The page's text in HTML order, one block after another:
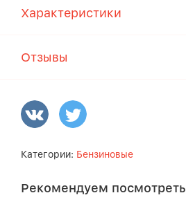
Характеристики
Отзывы
Категории: Бензиновые
Рекомендуем посмотреть